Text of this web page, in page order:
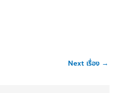
Next เรื่อง →